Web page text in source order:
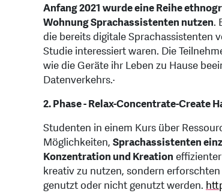
Anfang 2021 wurde eine Reihe
Wohnung Sprachassistenten nutzen.
die bereits digitale Sprachassistenten
Studie interessiert waren. Die
wie die Geräte ihr Leben zu Hause
Datenverkehrs.·
2. Phase - Relax-Concentrate-Create
Studenten in einem Kurs über
Möglichkeiten, Sprachassistenten
Konzentration und Kreation
kreativ zu nutzen, sondern
genutzt oder nicht genutzt werden.